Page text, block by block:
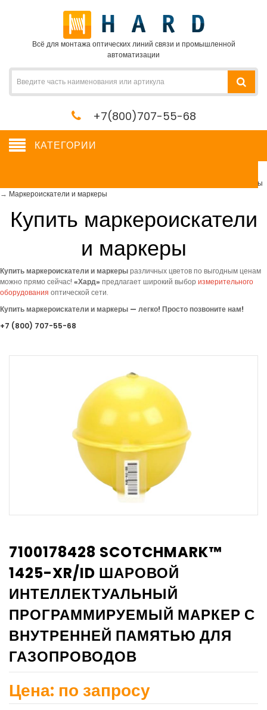
Всё для монтажа оптических линий связи и промышленной
автоматизации
+7(800)707-55-68
КАТЕГОРИИ
Измерительные приборы
→ Маркероискатели и маркеры
Купить маркероискатели
и маркеры
Купить маркероискатели и маркерыразличных цветов по выгодным ценам
можно прямо сейчас! «Хард» предлагаетширокий выбор измерительного
оборудования оптической сети.
Купить маркероискатели и маркеры — легко! Просто позвоните нам!
+7 (800) 707-55-68
7100178428 SCOTCHMARK™
1425-XR/ID ШАРОВОЙ
ИНТЕЛЛЕКТУАЛЬНЫЙ
ПРОГРАММИРУЕМЫЙ МАРКЕР С
ВНУТРЕННЕЙ ПАМЯТЬЮ ДЛЯ
ГАЗОПРОВОДОВ
Цена: по запросу